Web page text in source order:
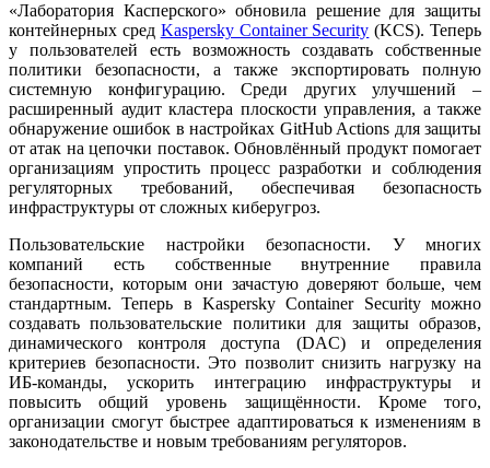
«Лаборатория Касперского» обновила решение для защиты
контейнерных сред Kaspersky Container Security (KCS). Теперь
у пользователей есть возможность создавать собственные
политики безопасности, а также экспортировать полную
системную конфигурацию. Среди других улучшений –
расширенный аудит кластера плоскости управления, а также
обнаружение ошибок в настройках GitHub Actions для защиты
от атак на цепочки поставок. Обновлённый продукт помогает
организациям упростить процесс разработки и соблюдения
регуляторных требований, обеспечивая безопасность
инфраструктуры от сложных киберугроз.
Пользовательские настройки безопасности. У многих
компаний есть собственные внутренние правила
безопасности, которым они зачастую доверяют больше, чем
стандартным. Теперь в Kaspersky Container Security можно
создавать пользовательские политики для защиты образов,
динамического контроля доступа (DAC) и определения
критериев безопасности. Это позволит снизить нагрузку на
ИБ-команды, ускорить интеграцию инфраструктуры и
повысить общий уровень защищённости. Кроме того,
организации смогут быстрее адаптироваться к изменениям в
законодательстве и новым требованиям регуляторов.